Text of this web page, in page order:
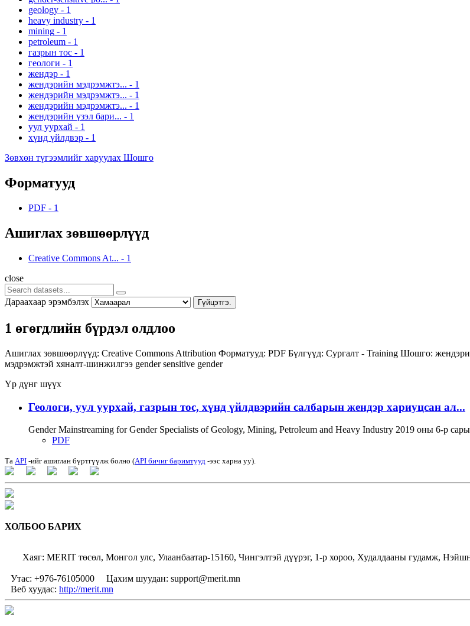
geology - 1
heavy industry - 1
mining - 1
petroleum - 1
газрын тос - 1
геологи - 1
жендэр - 1
жендэрийн мэдрэмжтэ... - 1
жендэрийн мэдрэмжтэ... - 1
жендэрийн мэдрэмжтэ... - 1
жендэрийн үзэл бари... - 1
уул уурхай - 1
хүнд үйлдвэр - 1
Зөвхөн түгээмлийг харуулах Шошго
Форматууд
PDF - 1
Ашиглах зөвшөөрлүүд
Creative Commons At... - 1
close
Дараахаар эрэмбэлэх Гүйцэтгэ.
1 өгөгдлийн бүрдэл олдлоо
Ашиглах зөвшөөрлүүд: Creative Commons Attribution Форматууд: PDF Бүлгүүд: Сургалт - Training Шошго:
мэдрэмжтэй хяналт-шинжилгээ gender sensitive gender
Үр дүнг шүүх
Геологи, уул уурхай, газрын тос, хүнд үйлдвэрийн салбарын жендэр хариуцсан ал...
Gender Mainstreaming for Gender Specialists of Geology, Mining, Petroleum and Heavy Industry 2019 оны 6-р
PDF
Та API -ийг ашиглан бүртгүүлж болно (API бичиг баримтууд -ээс харна уу).
ХОЛБОО БАРИХ
Хаяг: MERIT төсөл, Монгол улс, Улаанбаатар-15160, Чингэлтэй дүүрэг, 1-р хороо, Худалдааны гудамж,
Утас: +976-76105000
Цахим шуудан: support@merit.mn
Веб хуудас: http://merit.mn